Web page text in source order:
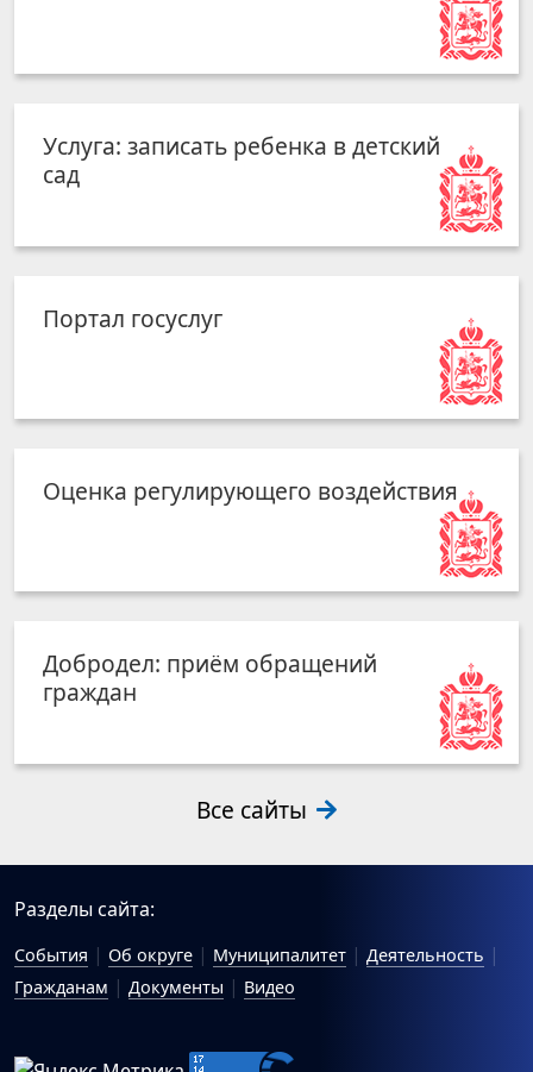
Услуга: записать ребенка в детский
сад
Портал госуслуг
Оценка регулирующего воздействия
Добродел: приём обращений
граждан
Все сайты
Разделы сайта:
События Об округе Муниципалитет
Деятельность
Гражданам
Документы Видео